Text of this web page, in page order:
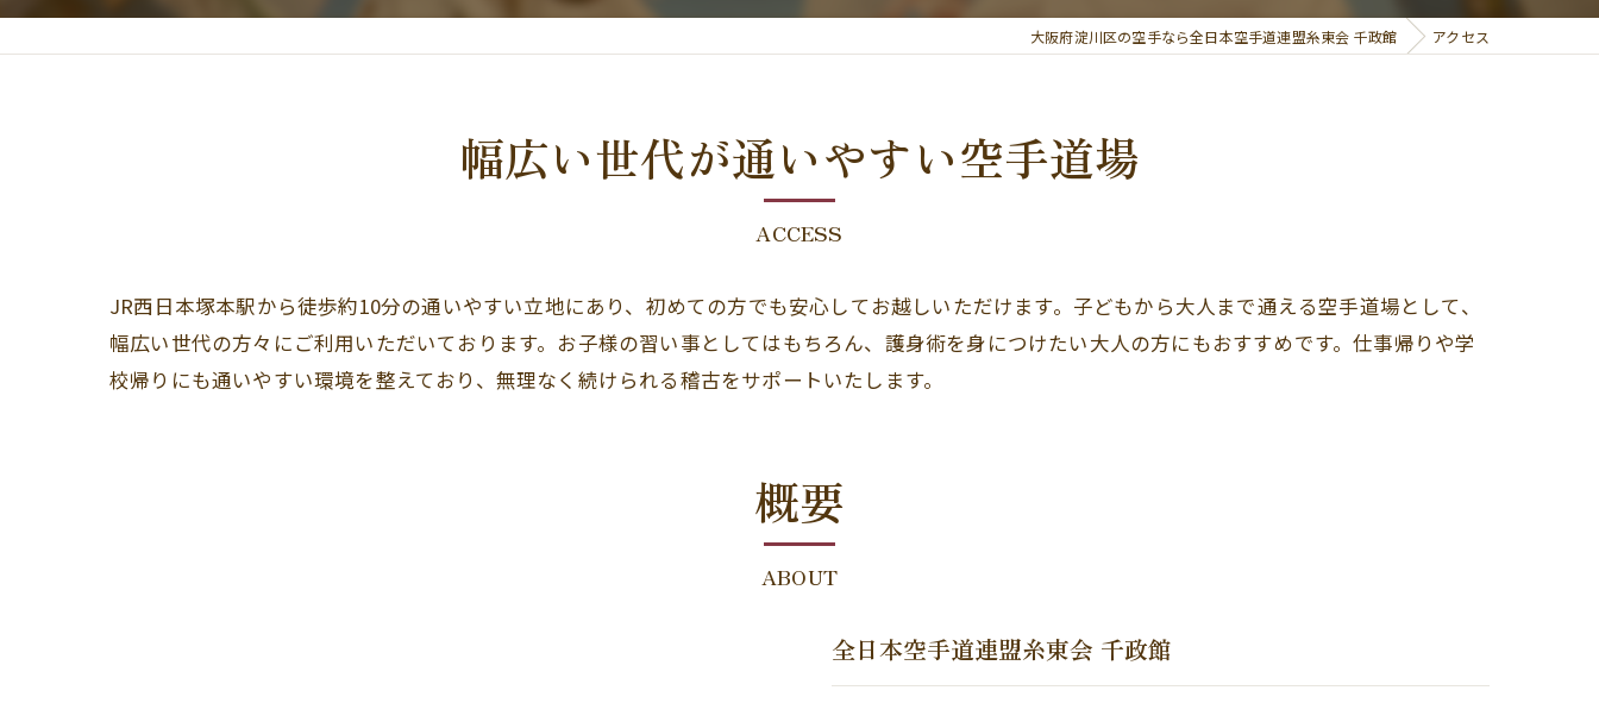
大阪府淀川区の空手なら全日本空手道連盟糸東会 千政館 アクセス
幅広い世代が通いやすい空手道場
ACCESS
JR西日本塚本駅から徒歩約10分の通いやすい立地にあり、初めての方でも安心してお越しいただけます。子どもから大人まで通える空手道場として、
幅広い世代の方々にご利用いただいております。お子様の習い事としてはもちろん、護身術を身につけたい大人の方にもおすすめです。仕事帰りや学
校帰りにも通いやすい環境を整えており、無理なく続けられる稽古をサポートいたします。
概要
ABOUT
全日本空手道連盟糸東会 千政館